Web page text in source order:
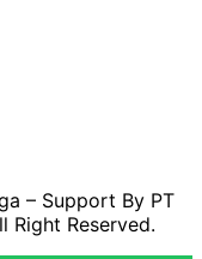
– Support By PT
Right Reserved.